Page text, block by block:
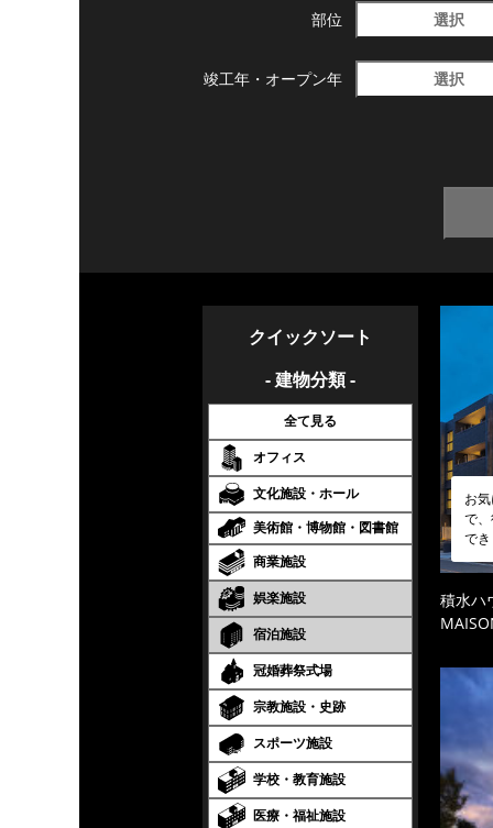
部位 選択
竣工年・ オープン年 選択
クイックソート
- 建物分類 -
全て見る
オフィス
文化施設・ホール
美術館・博物館・図書館
商業施設
娯楽施設
宿泊施設
冠婚葬祭式場
宗教施設・史跡
スポーツ施設
学校・教育施設
医療・福祉施設
お
で
で
積水